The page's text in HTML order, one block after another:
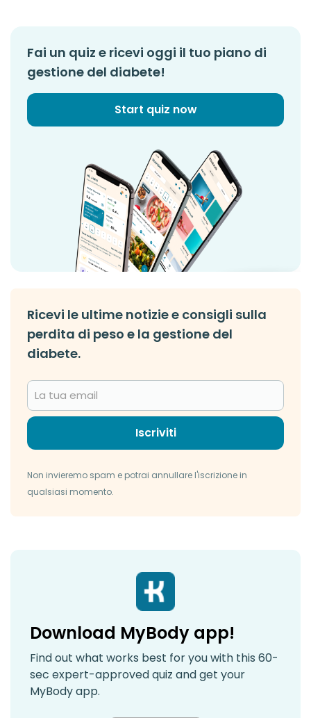
Fai un quiz e ricevi oggi il tuo piano di
gestione del diabete!
Start quiz now
Ricevi le ultime notizie e consigli sulla
perdita di peso e la gestione del
diabete.
Iscriviti
Non invieremo spam e potrai annullare l'iscrizione in
qualsiasi momento.
Download MyBody app!
Find out what works best for you with this 60-
sec expert-approved quiz and get your
MyBody app.